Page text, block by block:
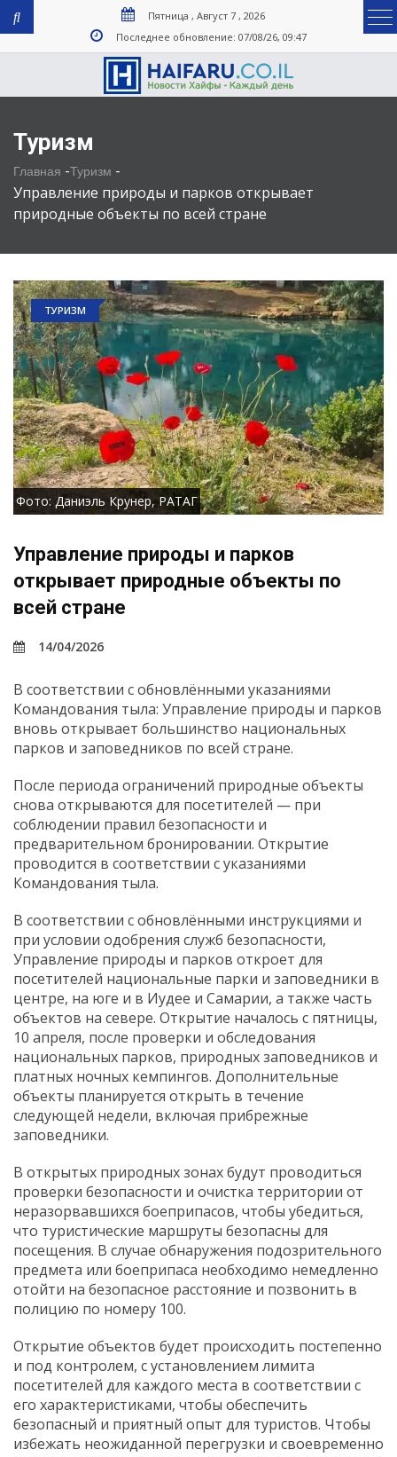
Пятница , Август 7 , 2026
Последнее обновление: 07/08/26, 09:47
Туризм
Главная -Туризм -
Управление природы и парков открывает
природные объекты по всей стране
ТУРИЗМ
Фото: Даниэль Крунер, РАТАГ
Управление природы и парков
открывает природные объекты по
всей стране
14/04/2026
В соответствии с обновлёнными указаниями
Командования тыла: Управление природы и парков
вновь открывает большинство национальных
парков и заповедников по всей стране.
После периода ограничений природные объекты
снова открываются для посетителей — при
соблюдении правил безопасности и
предварительном бронировании. Открытие
проводится в соответствии с указаниями
Командования тыла.
В соответствии с обновлёнными инструкциями и
при условии одобрения служб безопасности,
Управление природы и парков откроет для
посетителей национальные парки и заповедники в
центре, на юге и в Иудее и Самарии, а также часть
объектов на севере. Открытие началось с пятницы,
10 апреля, после проверки и обследования
национальных парков, природных заповедников и
платных ночных кемпингов. Дополнительные
объекты планируется открыть в течение
следующей недели, включая прибрежные
заповедники.
В открытых природных зонах будут проводиться
проверки безопасности и очистка территории от
неразорвавшихся боеприпасов, чтобы убедиться,
что туристические маршруты безопасны для
посещения. В случае обнаружения подозрительного
предмета или боеприпаса необходимо немедленно
отойти на безопасное расстояние и позвонить в
полицию по номеру 100.
Открытие объектов будет происходить постепенно
и под контролем, с установлением лимита
посетителей для каждого места в соответствии с
его характеристиками, чтобы обеспечить
безопасный и приятный опыт для туристов. Чтобы
избежать неожиданной перегрузки и своевременно